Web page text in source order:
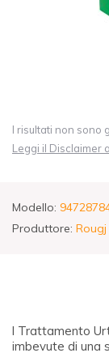
I risultati non sono
Leggi il Disclaimer
Modello:
Produttore: Rougj
l Trattamento
imbevute di una